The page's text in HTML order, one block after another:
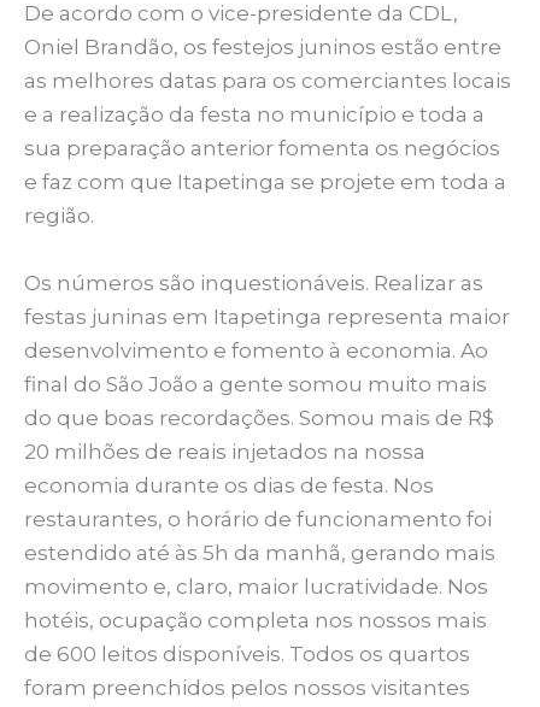
De acordo com o vice-presidente da CDL,
Oniel Brandão, os festejos juninos estão entre
as melhores datas para os comerciantes locais
e a realização da festa no município e toda a
sua preparação anterior fomenta os negócios
e faz com que Itapetinga se projete em toda a
região.
Os números são inquestionáveis. Realizar as
festas juninas em Itapetinga representa maior
desenvolvimento e fomento à economia. Ao
final do São João a gente somou muito mais
do que boas recordações. Somou mais de R$
20 milhões de reais injetados na nossa
economia durante os dias de festa. Nos
restaurantes, o horário de funcionamento foi
estendido até às 5h da manhã, gerando mais
movimento e, claro, maior lucratividade. Nos
hotéis, ocupação completa nos nossos mais
de 600 leitos disponíveis. Todos os quartos
foram preenchidos pelos nossos visitantes